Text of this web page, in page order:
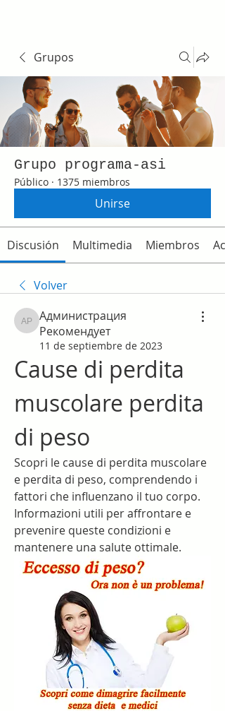
Grupos
Grupo programa-asi
Público · 1375 miembros
Unirse
Discusión Multimedia Miembros
Volver
Администрация Рекомендует
Администрация
Рекомендует
11 de septiembre de 2023
Cause di perdita
muscolare perdita
di peso
Scopri le cause di perdita muscolare
e perdita di peso, comprendendo i
fattori che influenzano il tuo corpo.
Informazioni utili per affrontare e
prevenire queste condizioni e
mantenere una salute ottimale.